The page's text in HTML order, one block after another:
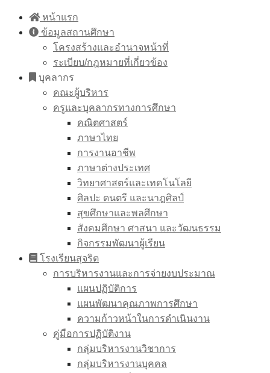
Skip
หน้าแรก
ข้อมูลสถานศึกษา
โครงสร้างและอำนาจหน้าที่
ระเบียบ/กฎหมายที่เกี่ยวข้อง
บุคลากร
คณะผู้บริหาร
ครูและบุคลากรทางการศึกษา
คณิตศาสตร์
ภาษาไทย
การงานอาชีพ
ภาษาต่างประเทศ
วิทยาศาสตร์และเทคโนโลยี
ศิลปะ ดนตรี และนาฎศิลป์
สุขศึกษาและพลศึกษา
สังคมศึกษา ศาสนา และวัฒนธรรม
กิจกรรมพัฒนาผู้เรียน
โรงเรียนสุจริต
การบริหารงานและการจ่ายงบประมาณ
แผนปฏิบัติการ
แผนพัฒนาคุณภาพการศึกษา
ความก้าวหน้าในการดำเนินงาน
คู่มือการปฏิบัติงาน
กลุ่มบริหารงานวิชาการ
กลุ่มบริหารงานบุคคล